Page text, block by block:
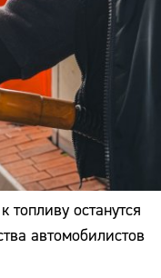
топливу останутся
автомобилистов